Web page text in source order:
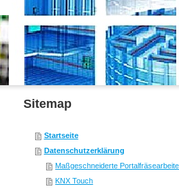
Sitemap
Startseite
Datenschutzerklärung
Maßgeschneiderte
KNX Touch